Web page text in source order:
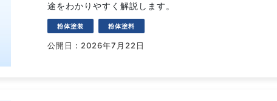
途をわかりやすく解説します。
粉体塗装 粉体塗料
公開日 : 2026年7月22日